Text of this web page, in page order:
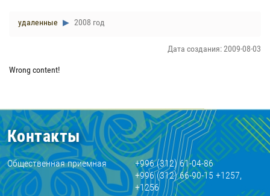
удаленные 2008 год
Дата создания: 2009-08-03
Wrong content!
Контакты
Общественная приемная
+996 (312) 61-04-86
+996 (312) 66-90-15 +1257,
+1256